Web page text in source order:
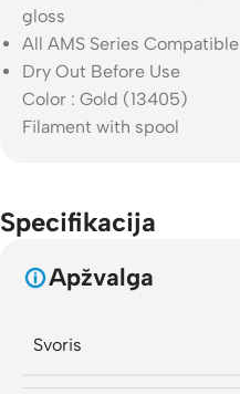
gloss
All AMS Series Compatible
Dry Out Before Use
Color : Gold (13405)
Filament with spool
Specifikacija
Apžvalga
Svoris